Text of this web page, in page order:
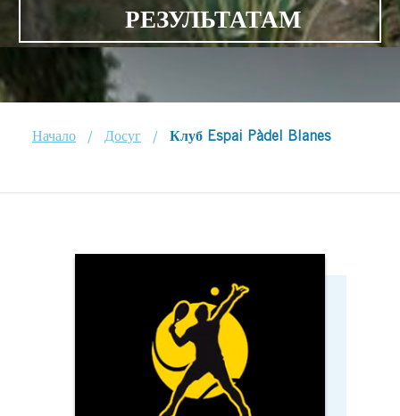
РЕЗУЛЬТАТАМ
Начало / Досуг / Клуб Espai Pàdel Blanes